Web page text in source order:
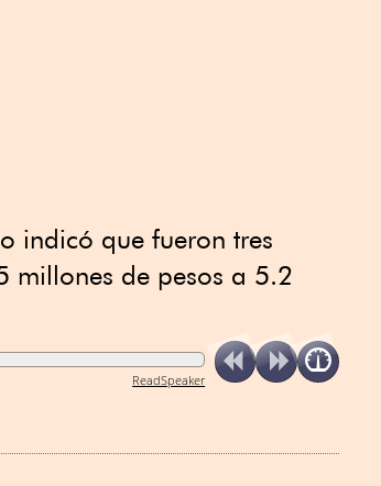
indicó que fueron tres
millones de pesos a 5.2
ReadSpeaker